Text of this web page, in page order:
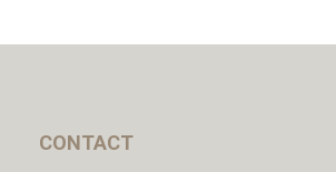
CONTACT